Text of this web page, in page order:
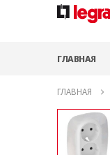
ГЛАВНАЯ
ГЛАВНАЯ